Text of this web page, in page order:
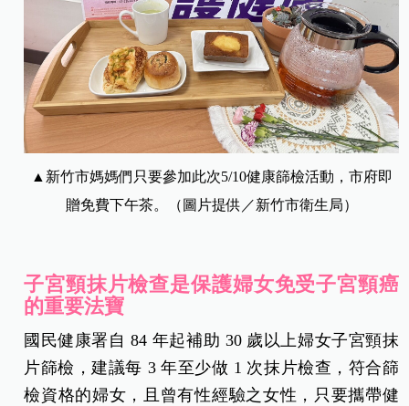
▲新竹市媽媽們只要參加此次5/10健康篩檢活動，市府即
贈免費下午茶。（圖片提供／新竹市衛生局）
子宮頸抹片檢查是保護婦女免受子宮頸癌
的重要法寶
國民健康署自 84 年起補助 30 歲以上婦女子宮頸抹
片篩檢，建議每 3 年至少做 1 次抹片檢查，符合篩
檢資格的婦女，且曾有性經驗之女性，只要攜帶健